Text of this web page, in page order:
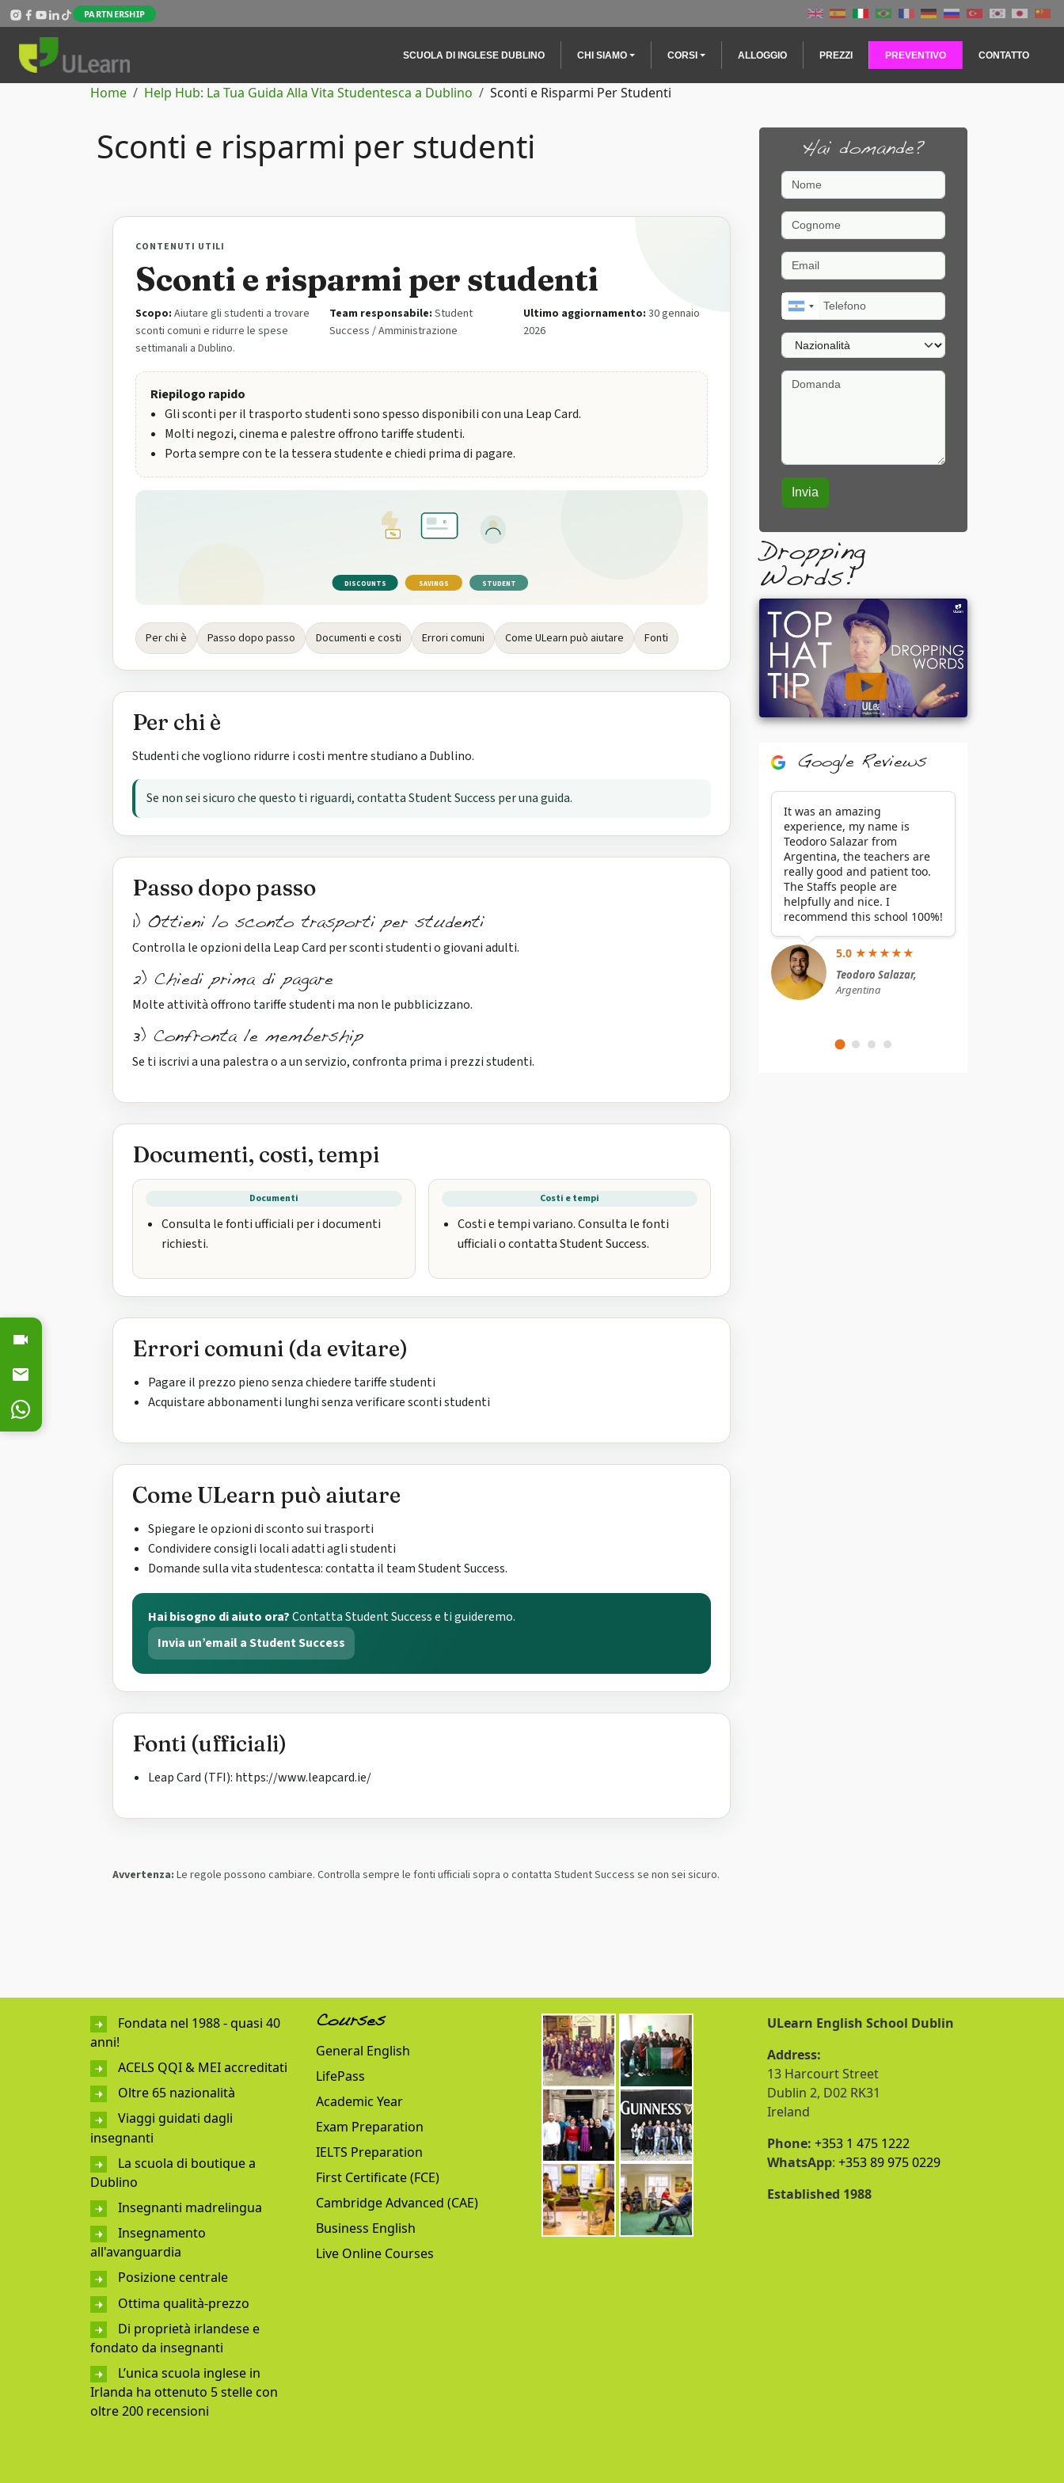
Salta al contenuto principale
PARTNERSHIP
Main navigation
SCUOLA DI INGLESE DUBLINO CHI SIAMO CORSI ALLOGGIO PREZZI PREVENTIVO CONTATTO
Briciole di pane
Home Help Hub: La Tua Guida Alla Vita Studentesca a Dublino Sconti e Risparmi Per Studenti
Sconti e risparmi per studenti
CONTENUTI UTILI
Sconti e risparmi per studenti
Scopo: Aiutare gli studenti a trovare
sconti comuni e ridurre le spese
settimanali a Dublino.
Team responsabile: Student
Success / Amministrazione
Ultimo aggiornamento: 30 gennaio
2026
Riepilogo rapido
Gli sconti per il trasporto studenti sono spesso disponibili con una Leap Card.
Molti negozi, cinema e palestre offrono tariffe studenti.
Porta sempre con te la tessera studente e chiedi prima di pagare.
%
ID
DISCOUNTS SAVINGS STUDENT
Per chi è Passo dopo passo Documenti e costi Errori comuni Come ULearn può aiutare Fonti
Per chi è
Studenti che vogliono ridurre i costi mentre studiano a Dublino.
Se non sei sicuro che questo ti riguardi, contatta Student Success per una guida.
Passo dopo passo
1) Ottieni lo sconto trasporti per studenti
Controlla le opzioni della Leap Card per sconti studenti o giovani adulti.
2) Chiedi prima di pagare
Molte attività offrono tariffe studenti ma non le pubblicizzano.
3) Confronta le membership
Se ti iscrivi a una palestra o a un servizio, confronta prima i prezzi studenti.
Documenti, costi, tempi
Documenti
Consulta le fonti ufficiali per i documenti
richiesti.
Costi e tempi
Costi e tempi variano. Consulta le fonti
ufficiali o contatta Student Success.
Errori comuni (da evitare)
Pagare il prezzo pieno senza chiedere tariffe studenti
Acquistare abbonamenti lunghi senza verificare sconti studenti
Come ULearn può aiutare
Spiegare le opzioni di sconto sui trasporti
Condividere consigli locali adatti agli studenti
Domande sulla vita studentesca: contatta il team Student Success.
Hai bisogno di aiuto ora?Contatta Student Success e ti guideremo.
Invia un’email a Student Success
Fonti (ufficiali)
Leap Card (TFI): https://www.leapcard.ie/
Avvertenza: Le regole possono cambiare. Controlla sempre le fonti ufficiali sopra o contatta Student Success se non sei sicuro.
Hai domande?
Nome
Cognome
Email
Telefono
Nazionalità
Domanda
Dropping
Words!
Google Reviews
It was an amazing
experience, my name is
Teodoro Salazar from
Argentina, the teachers are
really good and patient too.
The Staffs people are
helpfully and nice. I
recommend this school 100%!
5.0 ★★★★★
Teodoro Salazar,
Argentina
Fondata nel 1988 - quasi 40
anni!
ACELS QQI & MEI accreditati
Oltre 65 nazionalità
Viaggi guidati dagli
insegnanti
La scuola di boutique a
Dublino
Insegnanti madrelingua
Insegnamento
all'avanguardia
Posizione centrale
Ottima qualità-prezzo
Di proprietà irlandese e
fondato da insegnanti
L’unica scuola inglese in
Irlanda ha ottenuto 5 stelle con
oltre 200 recensioni
Courses
General English
LifePass
Academic Year
Exam Preparation
IELTS Preparation
First Certificate (FCE)
Cambridge Advanced (CAE)
Business English
Live Online Courses
ULearn English School Dublin
Address:
13 Harcourt Street
Dublin 2, D02 RK31
Ireland
Phone: +353 1 475 1222
WhatsApp: +353 89 975 0229
Established 1988